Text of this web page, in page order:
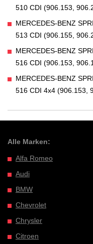
510 CDI (906.153,
MERCEDES-BENZ
513 CDI (906.155,
MERCEDES-BENZ
516 CDI (906.153,
MERCEDES-BENZ
516 CDI 4x4 (906.153,
Alle Marken:
Alfa Romeo
Audi
BMW
Chevrolet
Chrysler
Citroen